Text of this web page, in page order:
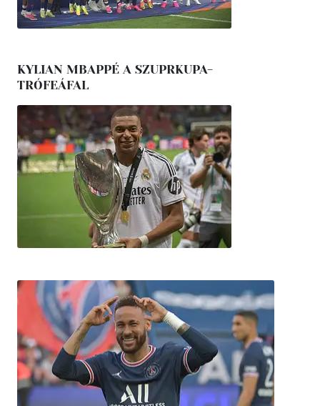
KYLIAN MBAPPÉ A SZUPRKUPA-
TRÓFEÁFAL